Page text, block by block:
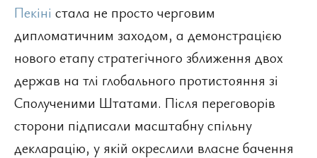
Пекіні стала не просто черговим
дипломатичним заходом, а демонстрацією
нового етапу стратегічного зближення двох
держав на тлі глобального протистояння зі
Сполученими Штатами. Після переговорів
сторони підписали масштабну спільну
декларацію, у якій окреслили власне бачення